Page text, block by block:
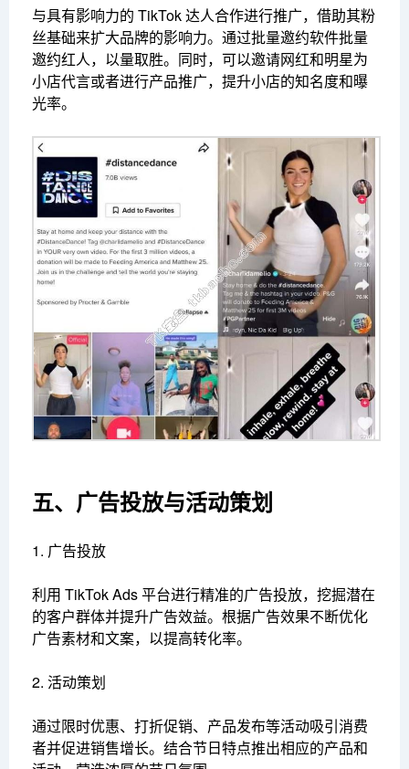
与具有影响力的 TikTok 达人合作进行推广，借助其粉
丝基础来扩大品牌的影响力。通过批量邀约软件批量
邀约红人，以量取胜。同时，可以邀请网红和明星为
小店代言或者进行产品推广，提升小店的知名度和曝
光率。
五、广告投放与活动策划
1. 广告投放
利用 TikTok Ads 平台进行精准的广告投放，挖掘潜在
的客户群体并提升广告效益。根据广告效果不断优化
广告素材和文案，以提高转化率。
2. 活动策划
通过限时优惠、打折促销、产品发布等活动吸引消费
者并促进销售增长。结合节日特点推出相应的产品和